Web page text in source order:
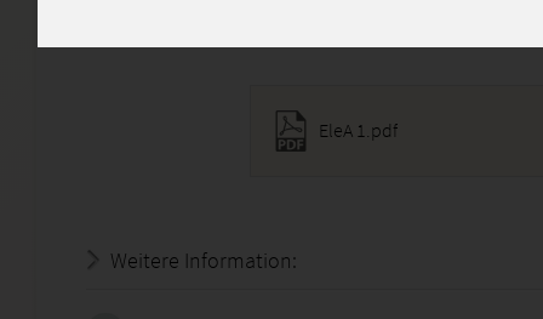
EleA 1.pdf
Weitere Information: